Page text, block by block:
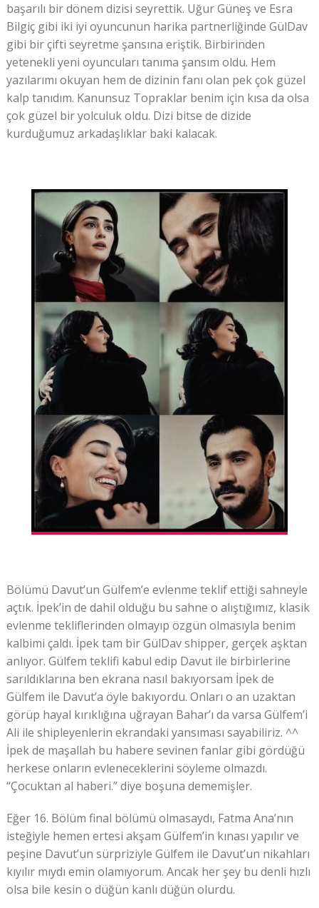
başarılı bir dönem dizisi seyrettik. Uğur Güneş ve Esra
Bilgiç gibi iki iyi oyuncunun harika partnerliğinde GülDav
gibi bir çifti seyretme şansına eriştik. Birbirinden
yetenekli yeni oyuncuları tanıma şansım oldu. Hem
yazılarımı okuyan hem de dizinin fanı olan pek çok güzel
kalp tanıdım. Kanunsuz Topraklar benim için kısa da olsa
çok güzel bir yolculuk oldu. Dizi bitse de dizide
kurduğumuz arkadaşlıklar baki kalacak.
Bölümü Davut’un Gülfem’e evlenme teklif ettiği sahneyle
açtık. İpek’in de dahil olduğu bu sahne o alıştığımız, klasik
evlenme tekliflerinden olmayıp özgün olmasıyla benim
kalbimi çaldı. İpek tam bir GülDav shipper, gerçek aşktan
anlıyor. Gülfem teklifi kabul edip Davut ile birbirlerine
sarıldıklarına ben ekrana nasıl bakıyorsam İpek de
Gülfem ile Davut’a öyle bakıyordu. Onları o an uzaktan
görüp hayal kırıklığına uğrayan Bahar’ı da varsa Gülfem’i
Ali ile shipleyenlerin ekrandaki yansıması sayabiliriz. ^^
İpek de maşallah bu habere sevinen fanlar gibi gördüğü
herkese onların evleneceklerini söyleme olmazdı.
“Çocuktan al haberi.” diye boşuna dememişler.
Eğer 16. Bölüm final bölümü olmasaydı, Fatma Ana’nın
isteğiyle hemen ertesi akşam Gülfem’in kınası yapılır ve
peşine Davut’un sürpriziyle Gülfem ile Davut’un nikahları
kıyılır mıydı emin olamıyorum. Ancak her şey bu denli hızlı
olsa bile kesin o düğün kanlı düğün olurdu.